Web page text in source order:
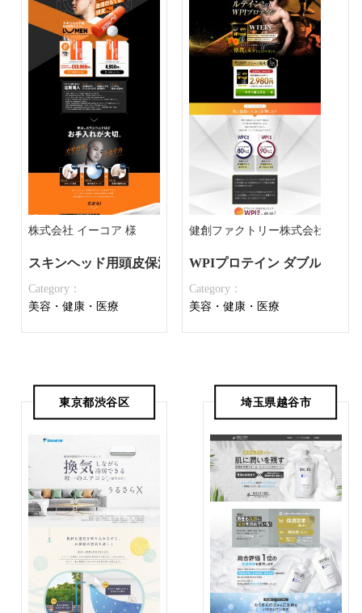
株式会社 イーコア 様
スキンヘッド用頭皮保湿クリーム LUMEN
Category：
美容・健康・医療
健創ファクトリー株式会社 様
WPIプロテイン ダブルテイン
Category：
美容・健康・医療
東京都渋谷区 埼玉県越谷市